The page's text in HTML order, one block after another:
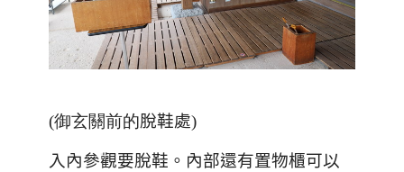
(御玄關前的脫鞋處)
入內參觀要脫鞋。內部還有置物櫃可以